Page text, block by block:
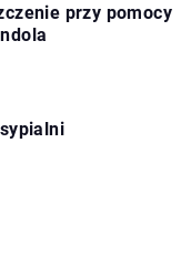
przy pomocy